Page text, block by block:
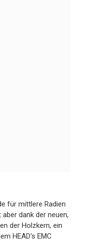
für mittlere Radien
dank der neuen,
der Holzkern, ein
HEAD's EMC